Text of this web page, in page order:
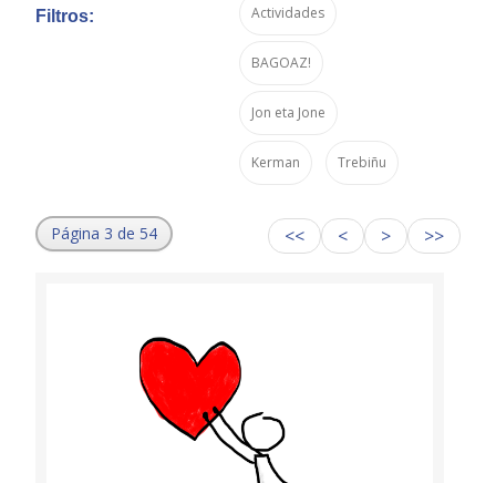
Filtros: Actividades
BAGOAZ!
Jon eta Jone
Kerman Trebiñu
Página 3 de 54 << < > >>